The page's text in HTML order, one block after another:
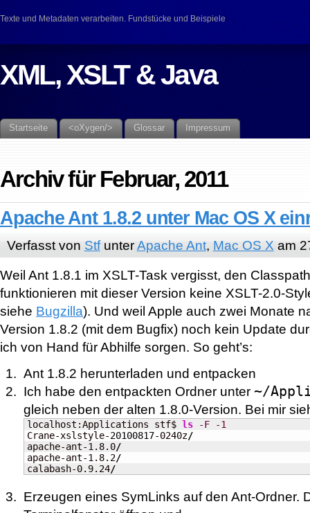
Texte und Metadaten verarbeiten. Fundstücke und Beispiele
XML, XSLT & Java
Startseite <oXygen/> Glossar Impressum
Archiv für Februar, 2011
Apache Ant 1.8.2 unter Mac OS X
Verfasst von StfunterApache Ant, Mac OS X am
Weil Ant 1.8.1 im XSLT-Task vergisst, den
funktionieren mit dieser Version keine XSLT-2.0-
siehe Bugzilla). Und weil Apple auch zwei Monate
Version 1.8.2 (mit dem Bugfix) noch kein Update
ich von Hand für Abhilfe sorgen. So geht’s:
Ant 1.8.2 herunterladen und entpacken
Ich habe den entpackten Ordner unter ~/
gleich neben der alten 1.8.0-Version. Bei mir
localhost:Applications stf$ ls -F
-1
Crane-xslstyle-20100817-0240z/
apache-ant-1.8.0/
apache-ant-1.8.2/
calabash-0.9.24/
Erzeugen eines SymLinks auf den Ant-Ordner.